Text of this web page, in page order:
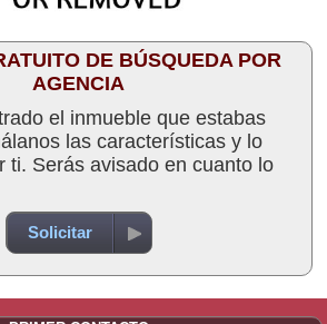
DE BÚSQUEDA POR
AGENCIA
el inmueble que estabas
las características y lo
ti. Serás avisado en cuanto lo
Solicitar